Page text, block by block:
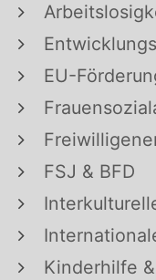
EU-
FSJ & BFD
Kinderhilfe